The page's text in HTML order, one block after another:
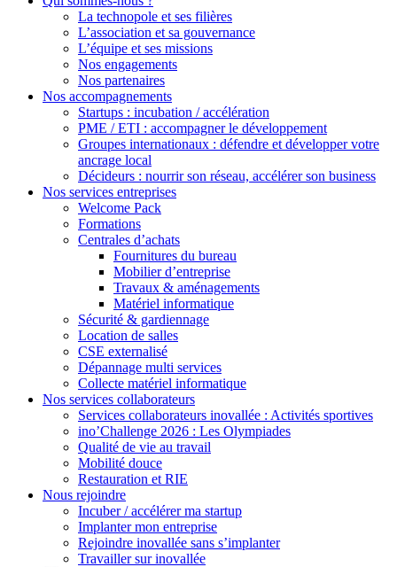
La technopole et ses filières
L’association et sa gouvernance
L’équipe et ses missions
Nos engagements
Nos partenaires
Nos accompagnements
Startups : incubation / accélération
PME / ETI : accompagner le développement
Groupes internationaux : défendre et développer votre
ancrage local
Décideurs : nourrir son réseau, accélérer son business
Nos services entreprises
Welcome Pack
Formations
Centrales d’achats
Fournitures du bureau
Mobilier d’entreprise
Travaux & aménagements
Matériel informatique
Sécurité & gardiennage
Location de salles
CSE externalisé
Dépannage multi services
Collecte matériel informatique
Nos services collaborateurs
Services collaborateurs inovallée : Activités sportives
ino’Challenge 2026 : Les Olympiades
Qualité de vie au travail
Mobilité douce
Restauration et RIE
Nous rejoindre
Incuber / accélérer ma startup
Implanter mon entreprise
Rejoindre inovallée sans s’implanter
Travailler sur inovallée